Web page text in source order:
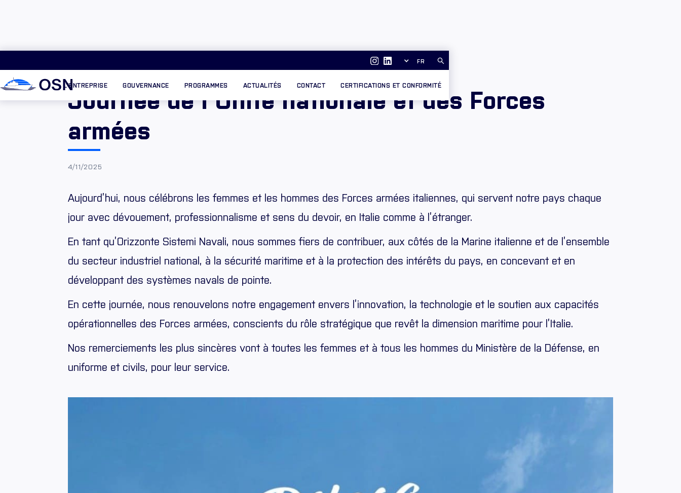
FR
L'ENTREPRISE GOUVERNANCE PROGRAMMES ACTUALITÉS CONTACT CERTIFICATIONS ET CONFORMITÉ
Journée de l’Unité nationale et des Forces
armées
4/11/2025
Aujourd’hui, nous célébrons les femmes et les hommes des Forces armées italiennes, qui servent notre pays chaque
jour avec dévouement, professionnalisme et sens du devoir, en Italie comme à l’étranger.
En tant qu’Orizzonte Sistemi Navali, nous sommes fiers de contribuer, aux côtés de la Marine italienne et de l’ensemble
du secteur industriel national, à la sécurité maritime et à la protection des intérêts du pays, en concevant et en
développant des systèmes navals de pointe.
En cette journée, nous renouvelons notre engagement envers l’innovation, la technologie et le soutien aux capacités
opérationnelles des Forces armées, conscients du rôle stratégique que revêt la dimension maritime pour l’Italie.
Nos remerciements les plus sincères vont à toutes les femmes et à tous les hommes du Ministère de la Défense, en
uniforme et civils, pour leur service.